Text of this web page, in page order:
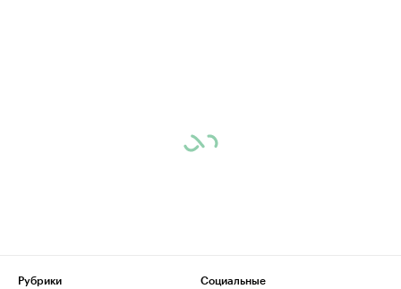
Рубрики
Социальные